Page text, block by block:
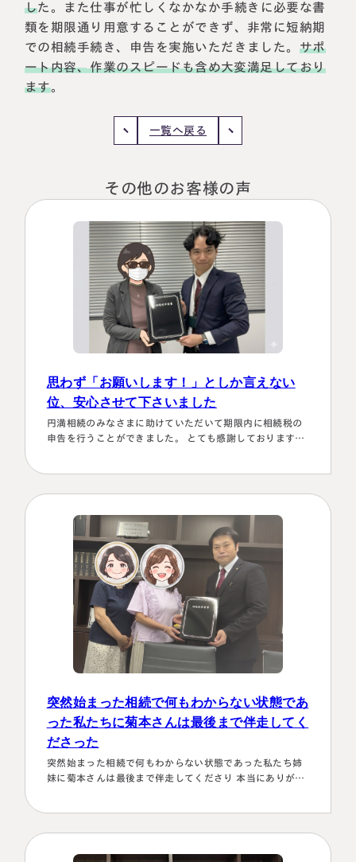
税理士紹介
法人情報
東京事務所
東京都港区南青山一丁目2番6号
ラティス青山スクエア2階
大阪事務所
〒530-0017
大阪府大阪市北区角田町8番47号
阪急グランドビル20階
Access
知県名古屋市中村区名駅三丁目28
名古屋ビルヂング25階
大宮事務所
〒330-0854
埼玉県さいたま市大宮区桜木町一丁目
195番地1
大宮ソラミチKOZ4階
Access
相続コラム
セミナー
円満相続塾（受講生募集中）
した。また仕事が忙しくなかなか手続きに必要な書
類を期限通り用意することができず、非常に短納期
での相続手続き、申告を実施いただきました。サポ
ート内容、作業のスピードも含め大変満足しており
ます。
一覧へ戻る
その他のお客様の声
思わず「お願いします！」としか言えない
位、安心させて下さいました
円満相続のみなさまに助けていただいて期限内に相続税の
申告を行うことができました。 とても感謝しております。
い！！と、私も思わず「お願いします！」としか言えない
突然始まった相続で何もわからない状態であ
った私たちに菊本さんは最後まで伴走してく
ださった
突然始まった相続で何もわからない状態であった私たち姉
妹に菊本さんは最後まで伴走してくださり 本当にありがた
ルでも電話 すぐに教えてくださり、無事納税を済ませるこ